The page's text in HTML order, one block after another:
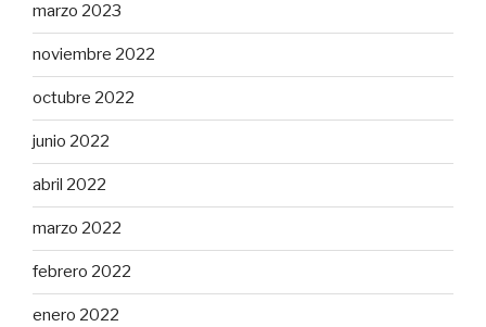
marzo 2023
noviembre 2022
octubre 2022
junio 2022
abril 2022
marzo 2022
febrero 2022
enero 2022